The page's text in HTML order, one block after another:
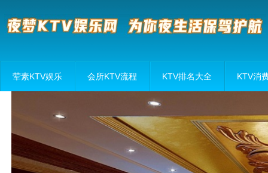
荤素KTV娱乐 会所KTV流程 KTV排名大全 KTV消